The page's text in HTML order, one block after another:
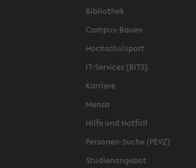
Bibliothek
Campus-Bauen
Hochschulsport
IT-Services (BITS)
Karriere
Mensa
Hilfe und Notfall
Personen-Suche (PEVZ)
Studienangebot